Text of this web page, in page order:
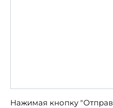
Нажимая кнопку